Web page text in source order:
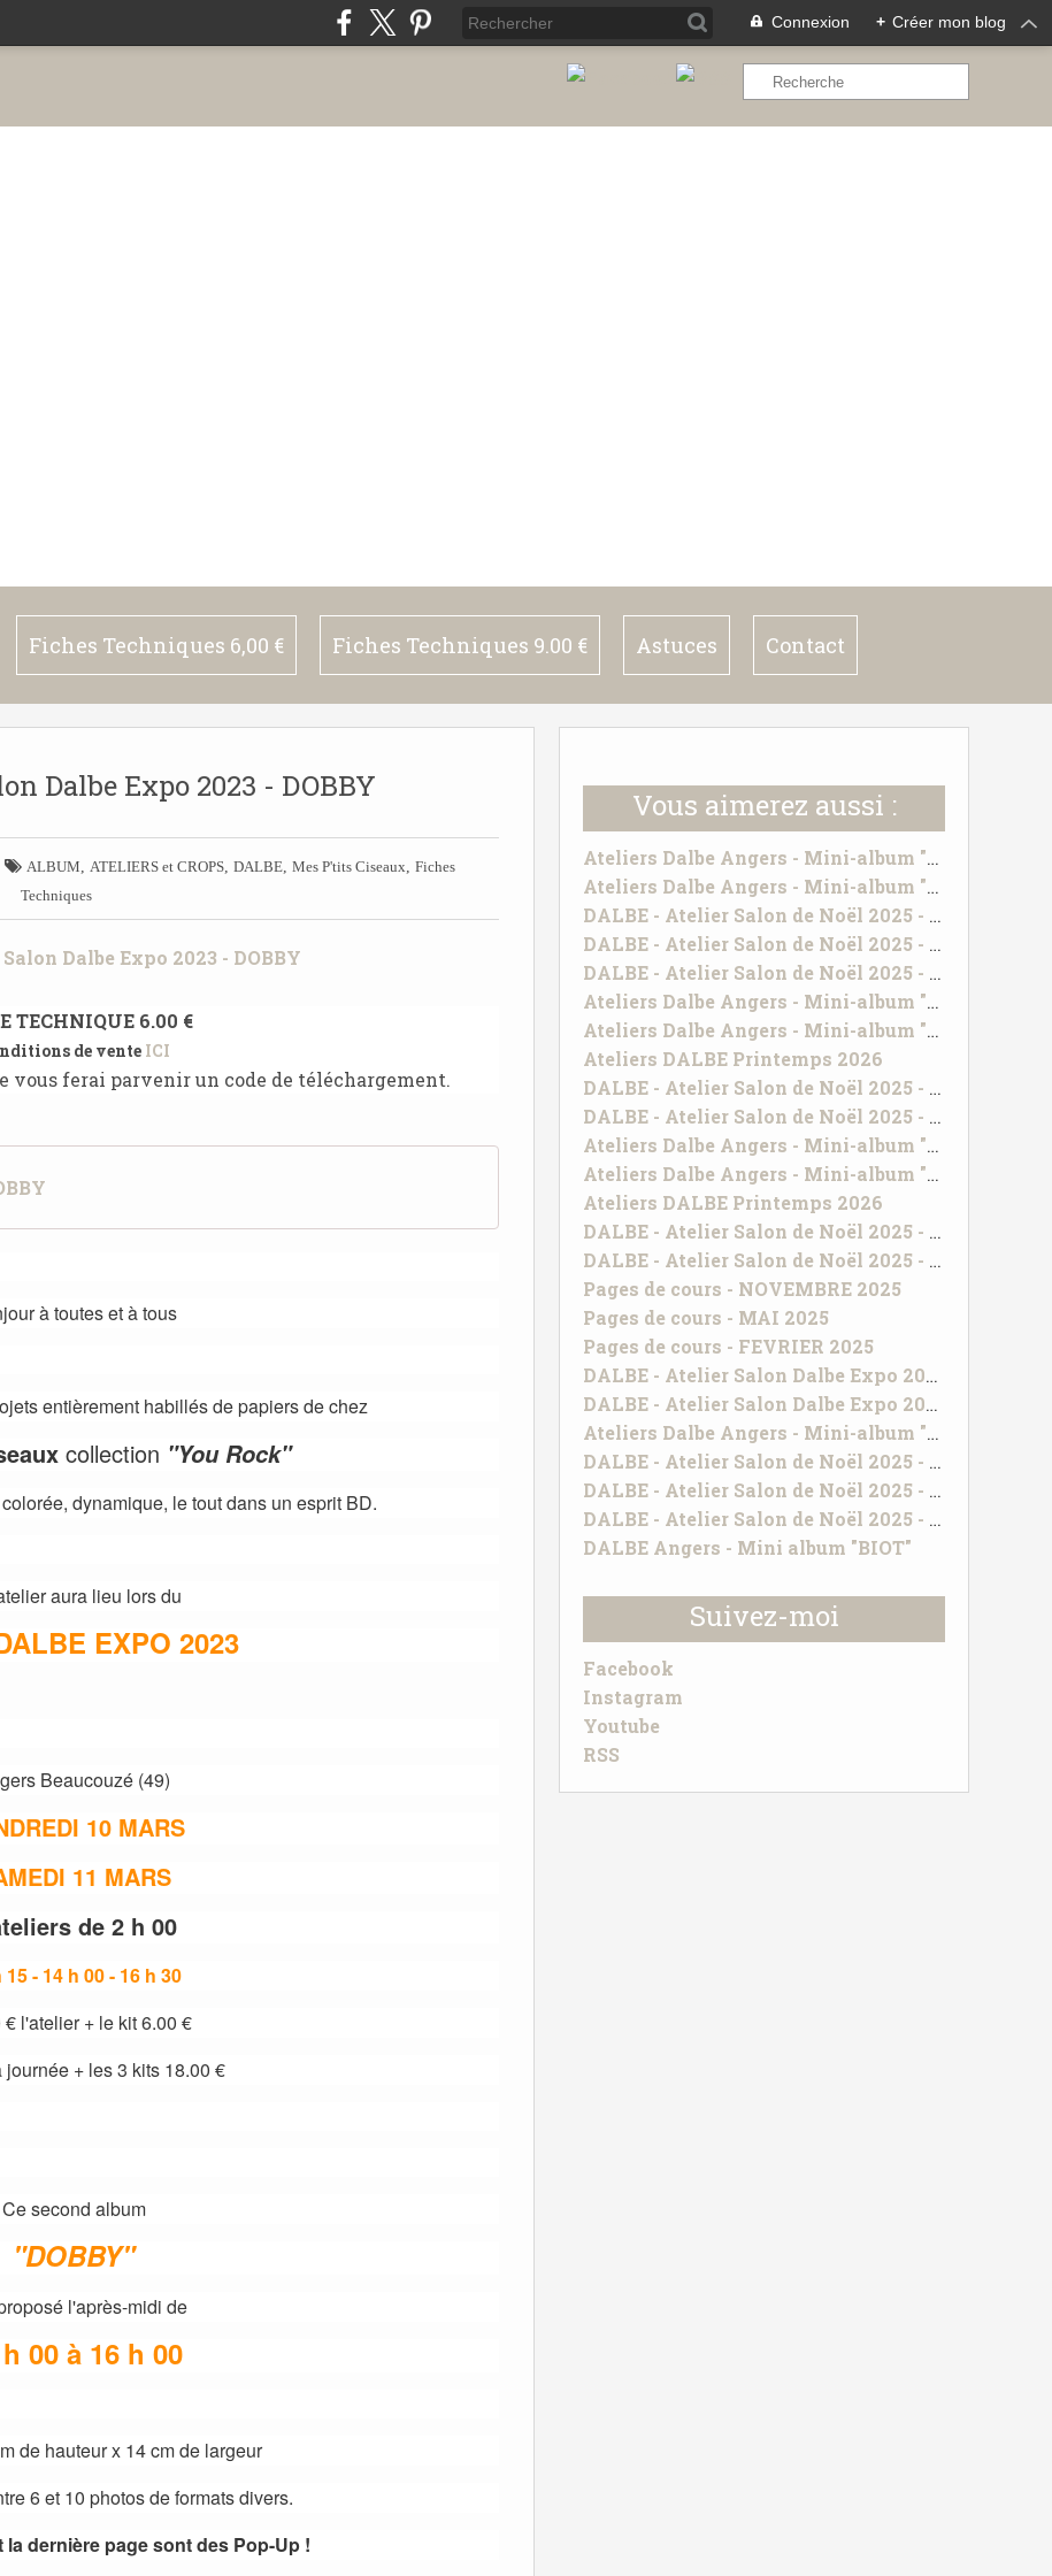
Connexion + Créer mon blog
Fiches Techniques 6,00 € Fiches Techniques 9.00 € Astuces Contact
Vous aimerez aussi :
Ateliers Dalbe Angers - Mini-album "Echantillon de bonheur"
Ateliers Dalbe Angers - Mini-album "Vacances"
DALBE - Atelier Salon de Noël 2025 - UN BRIN DE TENDRESSE
DALBE - Atelier Salon de Noël 2025 - TOUT SIMPLEMENT PRECIEUX
DALBE - Atelier Salon de Noël 2025 - INSTANTS MAGIQUES
Ateliers Dalbe Angers - Mini-album "Echantillon de bonheur"
Ateliers Dalbe Angers - Mini-album "Vacances"
Ateliers DALBE Printemps 2026
DALBE - Atelier Salon de Noël 2025 - UN BRIN DE TENDRESSE
DALBE - Atelier Salon de Noël 2025 - TOUT SIMPLEMENT PRECIEUX
Ateliers Dalbe Angers - Mini-album "Echantillon de bonheur"
Ateliers Dalbe Angers - Mini-album "Vacances"
Ateliers DALBE Printemps 2026
DALBE - Atelier Salon de Noël 2025 - UN BRIN DE TENDRESSE
DALBE - Atelier Salon de Noël 2025 - TOUT SIMPLEMENT PRECIEUX
Pages de cours - NOVEMBRE 2025
Pages de cours - MAI 2025
Pages de cours - FEVRIER 2025
DALBE - Atelier Salon Dalbe Expo 2024 - Balade en plein air
DALBE - Atelier Salon Dalbe Expo 2024 - Happy Place
Ateliers Dalbe Angers - Mini-album "Echantillon de bonheur"
DALBE - Atelier Salon de Noël 2025 - UN BRIN DE TENDRESSE
DALBE - Atelier Salon de Noël 2025 - TOUT SIMPLEMENT PRECIEUX
DALBE - Atelier Salon de Noël 2025 - INSTANTS MAGIQUES
DALBE Angers - Mini album "BIOT"
Suivez-moi
Facebook
Instagram
Youtube
RSS
Dalbe Expo 2023 - DOBBY
 ALBUM ATELIERS et CROPS DALBE Mes P'tits Ciseaux
Fiches
Techniques
TECHNIQUE 6.00 €
de vente ICI
vous ferai parvenir un code de téléchargement.
à toutes et à tous
entièrement habillés de papiers de chez
collection "You Rock"
dynamique, le tout dans un esprit BD.
aura lieu lors du
EXPO 2023
Beaucouzé (49)
10 MARS
11 MARS
de 2 h 00
15 - 14 h 00 - 16 h 30
€ l'atelier + le kit 6.00 €
journée + les 3 kits 18.00 €
Ce second album
"DOBBY"
l'après-midi de
00 à 16 h 00
de hauteur x 14 cm de largeur
6 et 10 photos de formats divers.
la dernière page sont des Pop-Up !